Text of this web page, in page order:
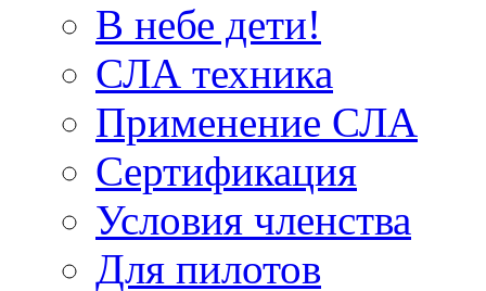
В небе дети!
СЛА техника
Применение СЛА
Сертификация
Условия членства
Для пилотов